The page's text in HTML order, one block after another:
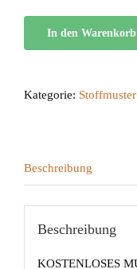
In den Warenkorb
Kategorie: Stoffmuster
Beschreibung
Beschreibung
KOSTENLOSES